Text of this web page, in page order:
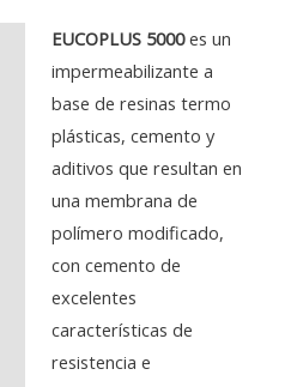
EUCOPLUS 5000es un
impermeabilizante a
base de resinas termo
plásticas, cemento y
aditivos que resultan en
una membrana de
polímero modificado,
con cemento de
excelentes
características de
resistencia e